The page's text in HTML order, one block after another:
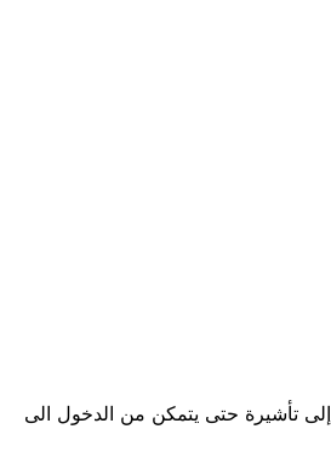
المواطن المغربي إلى تأشيرة حتى يتمكن من الدخول الى